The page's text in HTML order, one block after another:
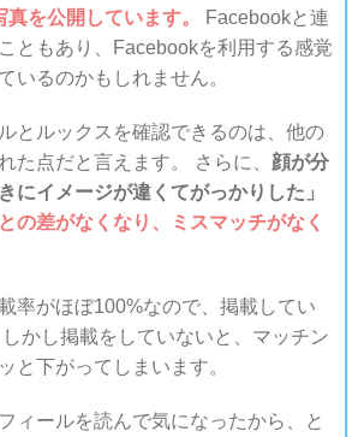
を公開しています。
Facebookと連
ともあり、Facebookを利用する感覚
いるのかもしれません。
とルックスを確認できるのは、他の
た点だと言えます。 さらに、 顔が分
にイメージが違くてがっかりした」
の差がなくなり、ミスマッチがなく
率がほぼ100%なので、掲載してい
かし掲載をしていないと、マッチン
と下がってしまいます。
ィールを読んで気になったから、と